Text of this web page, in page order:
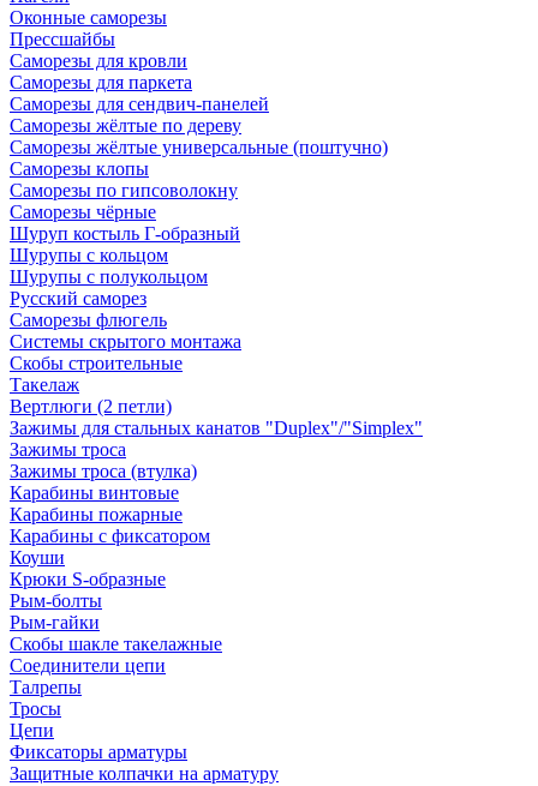
Оконные саморезы
Прессшайбы
Саморезы для кровли
Саморезы для паркета
Саморезы для сендвич-панелей
Саморезы жёлтые по дереву
Саморезы жёлтые универсальные (поштучно)
Саморезы клопы
Саморезы по гипсоволокну
Саморезы чёрные
Шуруп костыль Г-образный
Шурупы с кольцом
Шурупы с полукольцом
Русский саморез
Саморезы флюгель
Системы скрытого монтажа
Скобы строительные
Такелаж
Вертлюги (2 петли)
Зажимы для стальных канатов "Duplex"/"Simplex"
Зажимы троса
Зажимы троса (втулка)
Карабины винтовые
Карабины пожарные
Карабины с фиксатором
Коуши
Крюки S-образные
Рым-болты
Рым-гайки
Скобы шакле такелажные
Соединители цепи
Талрепы
Тросы
Цепи
Фиксаторы арматуры
Защитные колпачки на арматуру